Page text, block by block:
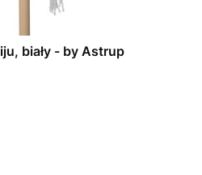
biały - by Astrup